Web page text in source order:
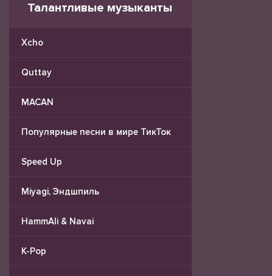
Талантливые музыканты
Xcho
Quttay
MACAN
Популярные песни в мире ТикТок
Speed Up
Miyagi, Эндшпиль
HammAli & Navai
K-Pop